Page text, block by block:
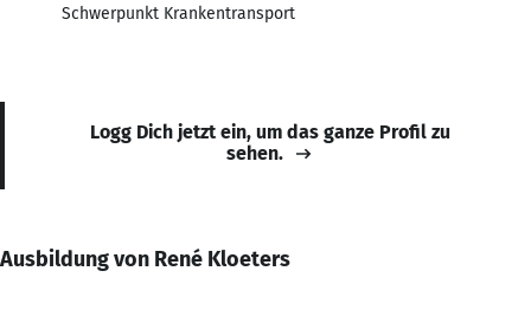
Schwerpunkt Krankentransport
Logg Dich jetzt ein, um das ganze Profil zu
sehen.
Ausbildung von René Kloeters